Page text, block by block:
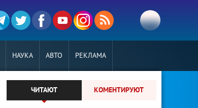
НАУКА АВТО РЕКЛАМА
ЧИТАЮТ КОМЕНТИРУЮТ